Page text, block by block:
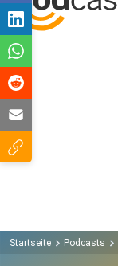
Startseite Podcasts